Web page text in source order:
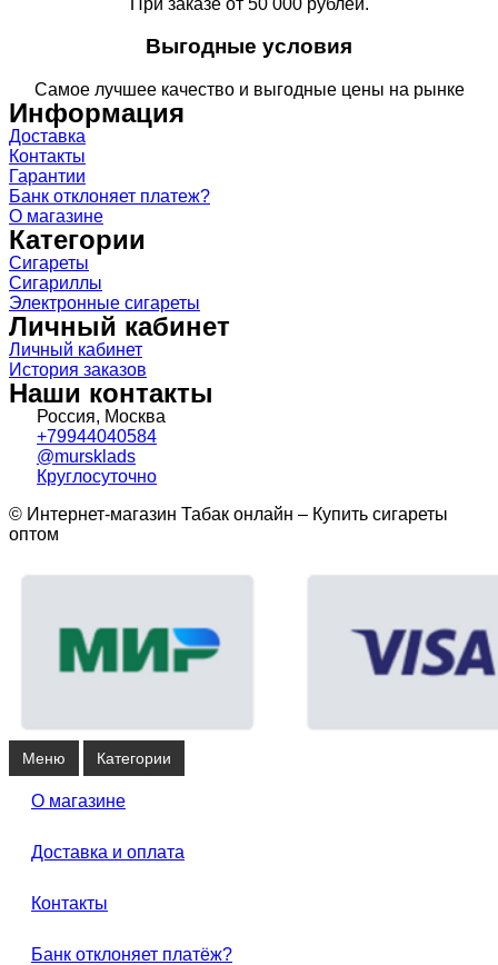
Выгодные условия
Самое лучшее качество и выгодные цены на рынке
Информация
Доставка
Контакты
Гарантии
Банк отклоняет платеж?
О магазине
Категории
Сигареты
Сигариллы
Электронные сигареты
Личный кабинет
Личный кабинет
История заказов
Наши контакты
Россия, Москва
+79944040584
@mursklads
Круглосуточно
© Интернет-магазин Табак онлайн – Купить сигареты
оптом
Меню Категории
О магазине
Доставка и оплата
Контакты
Банк отклоняет платёж?